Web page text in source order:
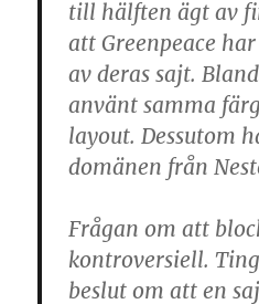
till hälften ägt av
att Greenpeace
av deras sajt.
använt samma
layout. Dessutom
domänen från
Frågan om att
kontroversiell.
beslut om att en